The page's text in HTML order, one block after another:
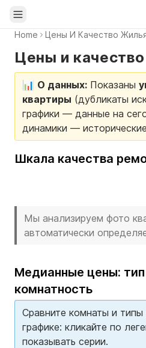
Open sidebar
Home Цены И Качество
Цены и
📊 О данных: Показаны
квартиры (дубликаты
графики — данные на
динамики —
Шкала качества
Мы анализируем фото
автоматически
Медианные цены:
комнатность
Сравните комнаты и
графике: кликайте по
показывать серии.